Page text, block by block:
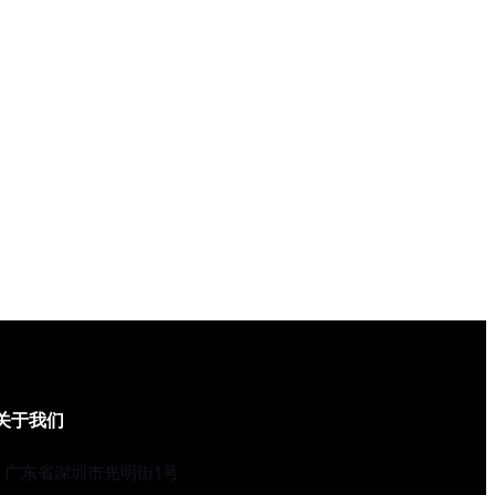
于我们
广东省深圳市光明街1号